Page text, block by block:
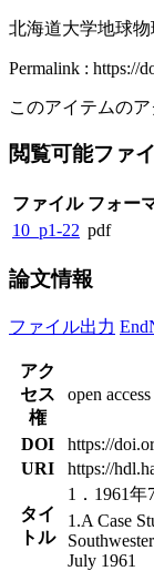
北海道大学地球物
Permalink : https://
このアイテムの
閲覧可能ファ
ファイル フォー
10_p1-22 pdf
論文情報
ファイル出力
アク
セス
権
open access
DOI
https://
URI
https://
タイ
トル
1．1961
1.A Case
July 1961